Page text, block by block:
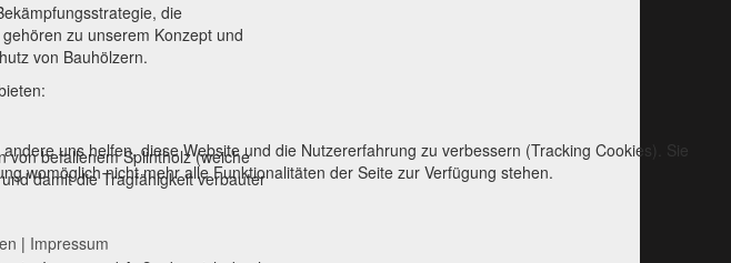
die
zu unserem Konzept und
von Bauhölzern.
von befallenem Splintholz (weiche
damit die Tragfähigkeit verbauter
uns helfen, diese Website und die Nutzererfahrung zu verbessern (Tracking Cookies). Sie
womöglich nicht mehr alle Funktionalitäten der Seite zur Verfügung stehen.
| Impressum